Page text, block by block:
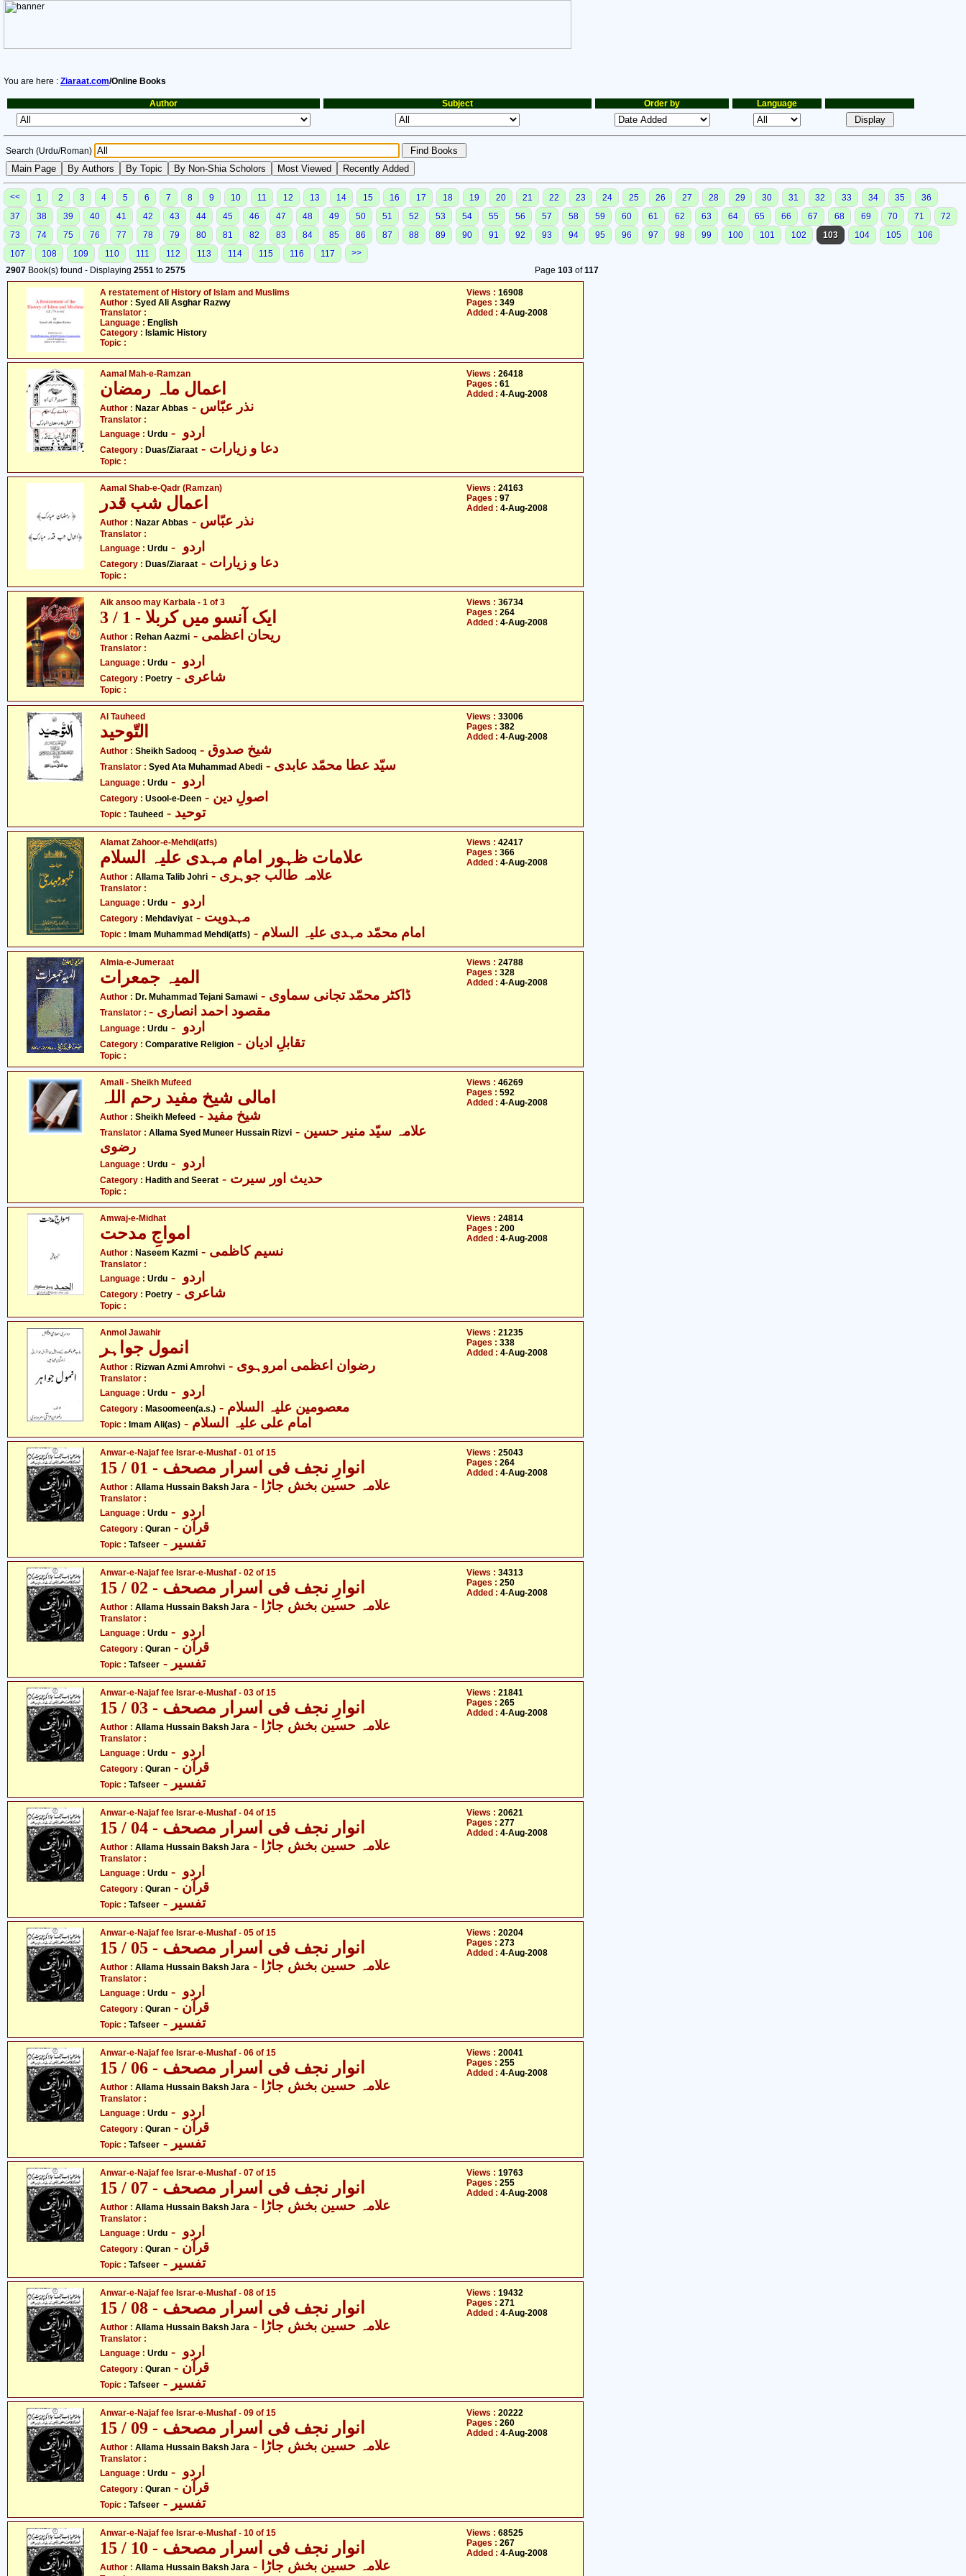
You are here : Ziaraat.com/Online Books
Author Subject Order by Language
Search (Urdu/Roman)
<< 1 2 3 4 5 6 7 8 9 10 11 12 13 14 15 16 17 18 19 20 21 22 23 24 25 26 27 28 29 30 31 32 33 34 35
36
37
38 39 40 41 42 43 44 45 46 47 48 49 50 51 52 53 54 55 56 57 58 59 60 61 62 63 64 65 66 67 68 69 70 71
72
73
74 75 76 77 78 79 80 81 82 83 84 85 86 87 88 89 90 91 92 93 94 95 96 97 98 99 100 101 102 103 104 105
106
107
108 109 110 111 112 113 114 115 116 117
>>
2907 Book(s) found - Displaying 2551 to 2575 Page 103 of117
A restatement of History of Islam and Muslims
Author : Syed Ali Asghar Razwy
Translator :
Language : English
Category : Islamic History
Topic :
Views : 16908
Pages : 349
Added : 4-Aug-2008
Aamal Mah-e-Ramzan
اعمال ماہ رمضان
Author : Nazar Abbas - نذر عبّاس
Translator :
Language : Urdu
Category : Duas/Ziaraat - دعا و زیارات
Topic :
Views : 26418
Pages : 61
Added : 4-Aug-2008
Aamal Shab-e-Qadr (Ramzan)
اعمال شب قدر
Author : Nazar Abbas - نذر عبّاس
Translator :
Language : Urdu
Category : Duas/Ziaraat - دعا و زیارات
Topic :
Views : 24163
Pages : 97
Added : 4-Aug-2008
Aik ansoo may Karbala - 1 of 3
ایک آنسو میں کربلا - 1 / 3
Author : Rehan Aazmi - ریحان اعظمی
Translator :
Language : Urdu
Category : Poetry - شاعری
Topic :
Views : 36734
Pages : 264
Added : 4-Aug-2008
Al Tauheed
Author : Sheikh Sadooq - شیخ صدوق
Translator : Syed Ata Muhammad Abedi
Language : Urdu
Category : Usool-e-Deen - اصولِ دین
Topic : Tauheed - توحید
Views : 33006
Pages : 382
Added : 4-Aug-2008
Alamat Zahoor-e-Mehdi(atfs)
علامات ظہور امام مہدی علیہ السلام
Author : Allama Talib Johri - علامہ طالب جوہری
Translator :
Language : Urdu
Category : Mehdaviyat - مہدویت
Topic : Imam Muhammad Mehdi(atfs) - امام محمّد مہدی علیہ السلام
Views : 42417
Pages : 366
Added : 4-Aug-2008
Almia-e-Jumeraat
Author : Dr. Muhammad Tejani Samawi - ڈاکٹر محمّد تجانی سماوی
Translator : - مقصود احمد انصاری
Language : Urdu
Category : Comparative Religion - تقابلِ ادیان
Topic :
Views : 24788
Pages : 328
Added : 4-Aug-2008
Amali - Sheikh Mufeed
امالی شیخ مفید رحم اللہ
Author : Sheikh Mefeed - شیخ مفید
Translator : Allama Syed Muneer Hussain Rizvi - علامہ سیّد منیر حسین
رضوی
Language : Urdu
Category : Hadith and Seerat - حدیث اور سیرت
Topic :
Views : 46269
Pages : 592
Added : 4-Aug-2008
Amwaj-e-Midhat
امواجِ مدحت
Author : Naseem Kazmi
Translator :
Language : Urdu
Category : Poetry - شاعری
Topic :
Views : 24814
Pages : 200
Added : 4-Aug-2008
Anmol Jawahir
Author : Rizwan Azmi Amrohvi - رضوان اعظمی امروہوی
Translator :
Language : Urdu
Category : Masoomeen(a.s.)
Topic : Imam Ali(as) - امام علی علیہ السلام
Views : 21235
Pages : 338
Added : 4-Aug-2008
Anwar-e-Najaf fee Israr-e-Mushaf - 01 of 15
انوارِ نجف فی اسرار مصحف - 01 / 15
Author : Allama Hussain Baksh Jara - علامہ حسین بخش جاڑا
Translator :
Language : Urdu
Category : Quran - قرآن
Topic : Tafseer - تفسیر
Views : 25043
Pages : 264
Added : 4-Aug-2008
Anwar-e-Najaf fee Israr-e-Mushaf - 02 of 15
انوارِ نجف فی اسرار مصحف - 02 / 15
Author : Allama Hussain Baksh Jara - علامہ حسین بخش جاڑا
Translator :
Language : Urdu
Category : Quran - قرآن
Topic : Tafseer - تفسیر
Views : 34313
Pages : 250
Added : 4-Aug-2008
Anwar-e-Najaf fee Israr-e-Mushaf - 03 of 15
انوارِ نجف فی اسرار مصحف - 03 / 15
Author : Allama Hussain Baksh Jara - علامہ حسین بخش جاڑا
Translator :
Language : Urdu
Category : Quran - قرآن
Topic : Tafseer - تفسیر
Views : 21841
Pages : 265
Added : 4-Aug-2008
Anwar-e-Najaf fee Israr-e-Mushaf - 04 of 15
انوار نجف فی اسرار مصحف - 04 / 15
Author : Allama Hussain Baksh Jara - علامہ حسین بخش جاڑا
Translator :
Language : Urdu
Category : Quran - قرآن
Topic : Tafseer - تفسیر
Views : 20621
Pages : 277
Added : 4-Aug-2008
Anwar-e-Najaf fee Israr-e-Mushaf - 05 of 15
انوار نجف فی اسرار مصحف - 05 / 15
Author : Allama Hussain Baksh Jara - علامہ حسین بخش جاڑا
Translator :
Language : Urdu
Category : Quran - قرآن
Topic : Tafseer - تفسیر
Views : 20204
Pages : 273
Added : 4-Aug-2008
Anwar-e-Najaf fee Israr-e-Mushaf - 06 of 15
انوار نجف فی اسرار مصحف - 06 / 15
Author : Allama Hussain Baksh Jara - علامہ حسین بخش جاڑا
Translator :
Language : Urdu
Category : Quran - قرآن
Topic : Tafseer - تفسیر
Views : 20041
Pages : 255
Added : 4-Aug-2008
Anwar-e-Najaf fee Israr-e-Mushaf - 07 of 15
انوار نجف فی اسرار مصحف - 07 / 15
Author : Allama Hussain Baksh Jara - علامہ حسین بخش جاڑا
Translator :
Language : Urdu
Category : Quran - قرآن
Topic : Tafseer - تفسیر
Views : 19763
Pages : 255
Added : 4-Aug-2008
Anwar-e-Najaf fee Israr-e-Mushaf - 08 of 15
انوار نجف فی اسرار مصحف - 08 / 15
Author : Allama Hussain Baksh Jara - علامہ حسین بخش جاڑا
Translator :
Language : Urdu
Category : Quran - قرآن
Topic : Tafseer - تفسیر
Views : 19432
Pages : 271
Added : 4-Aug-2008
Anwar-e-Najaf fee Israr-e-Mushaf - 09 of 15
انوار نجف فی اسرار مصحف - 09 / 15
Author : Allama Hussain Baksh Jara - علامہ حسین بخش جاڑا
Translator :
Language : Urdu
Category : Quran - قرآن
Topic : Tafseer - تفسیر
Views : 20222
Pages : 260
Added : 4-Aug-2008
Anwar-e-Najaf fee Israr-e-Mushaf - 10 of 15
انوار نجف فی اسرار مصحف - 10 / 15
Author : Allama Hussain Baksh Jara - علامہ حسین بخش جاڑا
Views : 68525
Pages : 267
Added : 4-Aug-2008